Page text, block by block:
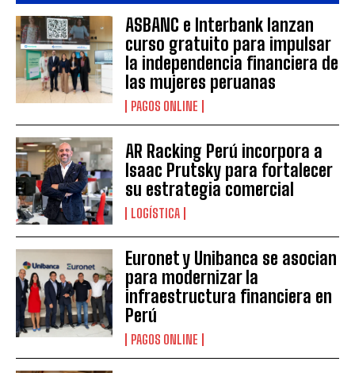
ASBANC e Interbank lanzan
curso gratuito para impulsar
la independencia financiera de
las mujeres peruanas
PAGOS ONLINE
AR Racking Perú incorpora a
Isaac Prutsky para fortalecer
su estrategia comercial
LOGÍSTICA
Euronet y Unibanca se asocian
para modernizar la
infraestructura financiera en
Perú
PAGOS ONLINE